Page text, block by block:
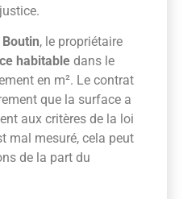
, le propriétaire
habitable dans le
en m². Le contrat
que la surface a
aux critères de la loi
mal mesuré, cela peut
de la part du